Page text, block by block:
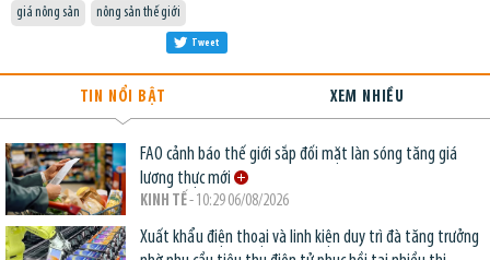
giá nông sản
nông sản thế giới
Tweet
TIN NỔI BẬT XEM NHIỀU
FAO cảnh báo thế giới sắp đối mặt làn sóng tăng giá
lương thực mới
KINH TẾ- 10:29 06/08/2026
Xuất khẩu điện thoại và linh kiện duy trì đà tăng trưởng